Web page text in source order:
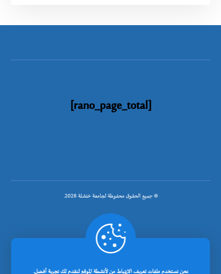
[rano_page_total]
© جميع الحقوق محفوظة لجامعة خنشلة 2026.
.
نحن نستخدم ملفات تعريف الارتباط من لأنشطة الموقع لنقدم لك تجربة أفضل.